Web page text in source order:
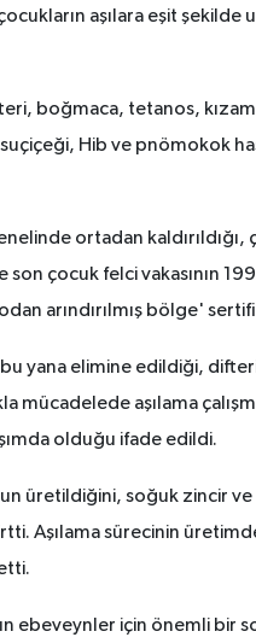
aşılara eşit şekilde
boğmaca, tetanos,
Hib ve pnömokok
ortadan
çocuk felci vakasının
arındırılmış bölge'
yana elimine edildiği, difteri
mücadelede aşılama
olduğu ifade edildi.
üretildiğini, soğuk zincir
Aşılama sürecinin
ebeveynler için önemli bir